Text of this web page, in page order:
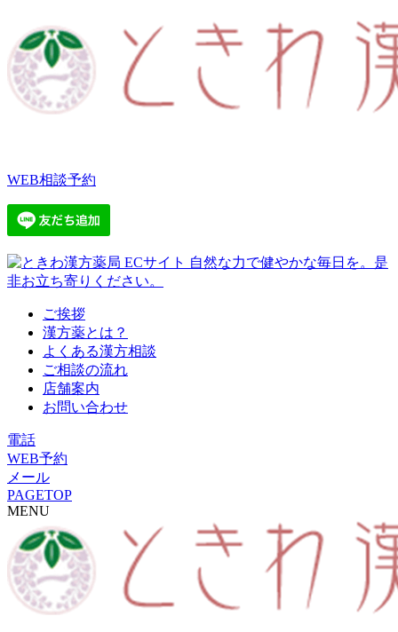
WEB相談予約
ご挨拶
漢方薬とは？
よくある漢方相談
ご相談の流れ
店舗案内
お問い合わせ
電話
WEB予約
メール
PAGETOP
MENU